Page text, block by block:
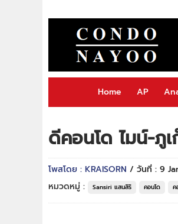
Home AP
ดีคอนโด ไมน์-ภูเ
โพสโดย : KRAISORN / วันที่ : 9
หมวดหมู่ :
Sansiri แสนสิริ คอนโด ค